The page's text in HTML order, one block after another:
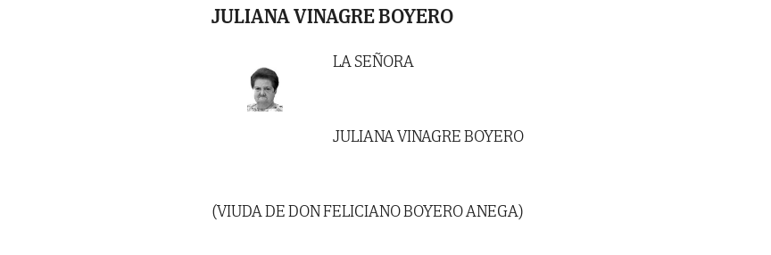
JULIANA VINAGRE BOYERO
LA SEÑORA
JULIANA VINAGRE BOYERO
(VIUDA DE DON FELICIANO BOYERO ANEGA)